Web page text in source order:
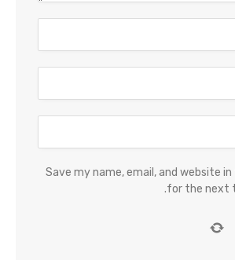
Save my name, email, and website
for the next